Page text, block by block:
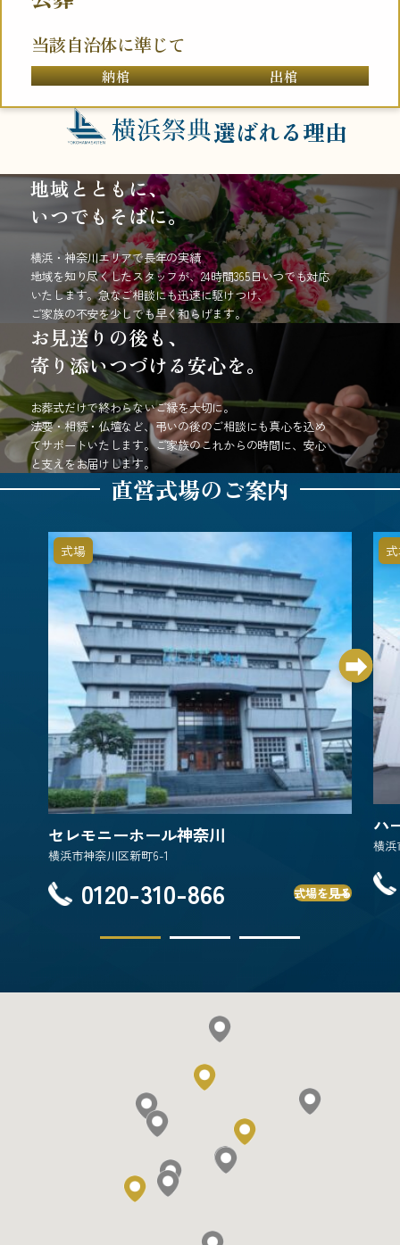
当該自治体に準じて
納棺 出棺
選ばれる理由
地域とともに、
いつでもそばに。
横浜・神奈川エリアで長年の実績
地域を知り尽くしたスタッフが、24時間365日いつでも対応
いたします。急なご相談にも迅速に駆けつけ、
ご家族の不安を少しでも早く和らげます。
お見送りの後も、
寄り添いつづける安心を。
お葬式だけで終わらないご縁を大切に。
法要・相続・仏壇など、弔いの後のご相談にも真心を込め
てサポートいたします。ご家族のこれからの時間に、安心
と支えをお届けします。
直営式場のご案内
式場
セレモニーホール神奈川
横浜市神奈川区新町6-1
0120-310-866 式場を見る
ハ
横